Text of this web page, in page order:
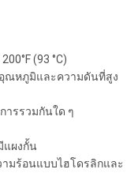
(93 °C)
อุณหภูมิและความดันที่สูง
ารรวมกันใด ๆ
แผงกั้น
มร้อนแบบไฮโดรลิกและ